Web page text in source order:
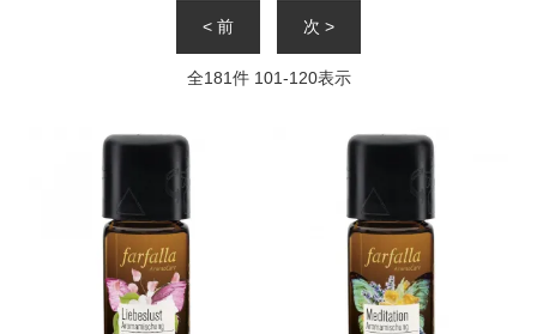
< 前 次 >
全181件 101-120表示